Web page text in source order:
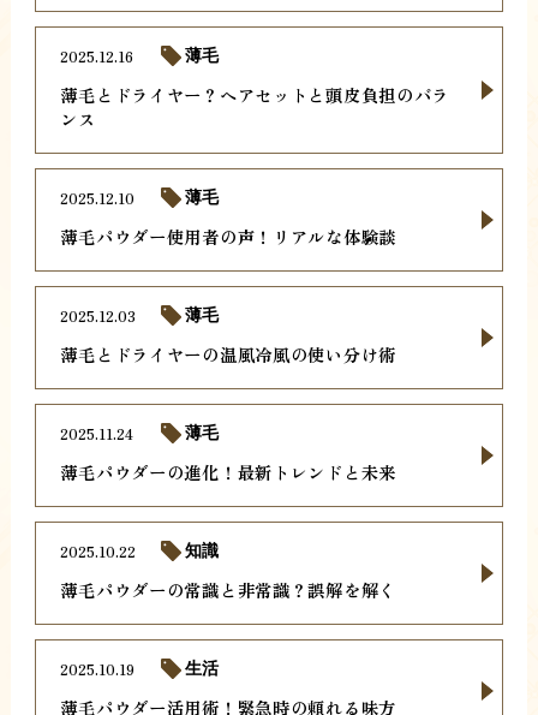
薄毛とドライヤー？ヘアセットと頭皮負担のバラ
ンス
2025.12.16 薄毛
薄毛パウダー使用者の声！リアルな体験談
2025.12.10 薄毛
薄毛とドライヤーの温風冷風の使い分け術
2025.12.03 薄毛
薄毛パウダーの進化！最新トレンドと未来
2025.11.24 薄毛
薄毛パウダーの常識と非常識？誤解を解く
2025.10.22 知識
薄毛パウダー活用術！緊急時の頼れる味方
2025.10.19 生活